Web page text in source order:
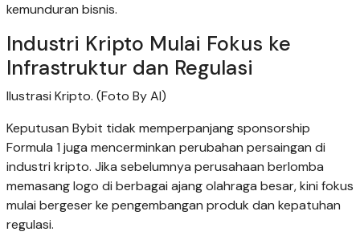
kemunduran bisnis.
Industri Kripto Mulai Fokus ke
Infrastruktur dan Regulasi
Ilustrasi Kripto. (Foto By AI)
Keputusan Bybit tidak memperpanjang sponsorship
Formula 1 juga mencerminkan perubahan persaingan di
industri kripto. Jika sebelumnya perusahaan berlomba
memasang logo di berbagai ajang olahraga besar, kini fokus
mulai bergeser ke pengembangan produk dan kepatuhan
regulasi.